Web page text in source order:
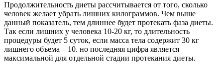
Продолжительность диеты рассчитывается от того, сколько
человек желает убрать лишних килограммов. Чем выше
данный показатель, тем длиннее будет протекать фаза диеты.
Так если лишних у человека 10-20 кг, то длительность
процедуры будет 5 суток, если масса тела содержит 30 кг
лишнего объема – 10. но последняя цифра является
максимальной для отдельной стадии протекания диеты.